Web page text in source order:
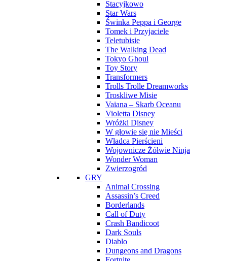
Stacyjkowo
Star Wars
Świnka Peppa i George
Tomek i Przyjaciele
Teletubisie
The Walking Dead
Tokyo Ghoul
Toy Story
Transformers
Trolls Trolle Dreamworks
Troskliwe Misie
Vaiana – Skarb Oceanu
Violetta Disney
Wróżki Disney
W głowie się nie Mieści
Władca Pierścieni
Wojownicze Żółwie Ninja
Wonder Woman
Zwierzogród
GRY
Animal Crossing
Assassin’s Creed
Borderlands
Call of Duty
Crash Bandicoot
Dark Souls
Diablo
Dungeons and Dragons